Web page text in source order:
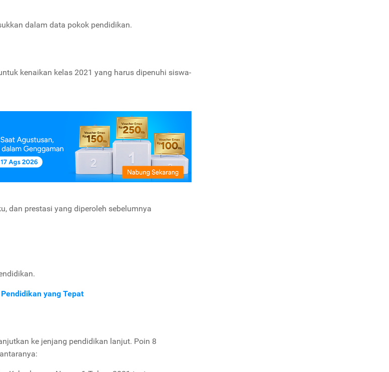
dalam data pokok pendidikan.
kenaikan kelas 2021 yang harus dipenuhi siswa-
dan prestasi yang diperoleh sebelumnya
yang Tepat
ke jenjang pendidikan lanjut. Poin 8